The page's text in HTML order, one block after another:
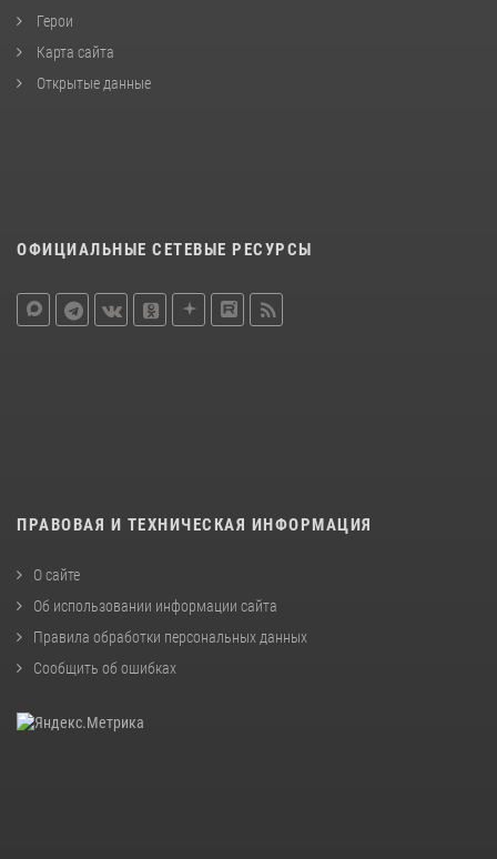
Герои
Карта сайта
Открытые данные
ОФИЦИАЛЬНЫЕ СЕТЕВЫЕ РЕСУРСЫ
ПРАВОВАЯ И ТЕХНИЧЕСКАЯ ИНФОРМАЦИЯ
О сайте
Об использовании информации сайта
Правила обработки персональных данных
Сообщить об ошибках